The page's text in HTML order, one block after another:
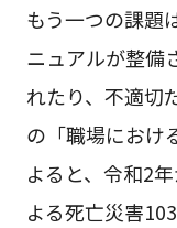
もう一つの課題
ニュアルが整備
れたり、不適切
の「職場におけ
よると、令和2
よる死亡災害